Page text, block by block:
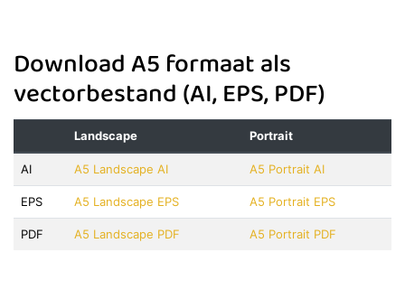
Download A5 formaat als
vectorbestand (AI, EPS, PDF)
Landscape Portrait
AI A5 Landscape AI A5 Portrait AI
EPS A5 Landscape EPS A5 Portrait EPS
PDF A5 Landscape PDF A5 Portrait PDF